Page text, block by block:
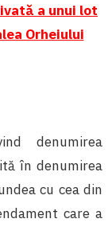
a unui lot
Orheiului
denumirea
în denumirea
cu cea din
care a